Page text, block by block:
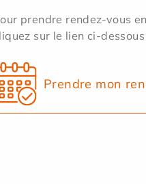
prendre rendez-vous
sur le lien ci-
Prendre mon